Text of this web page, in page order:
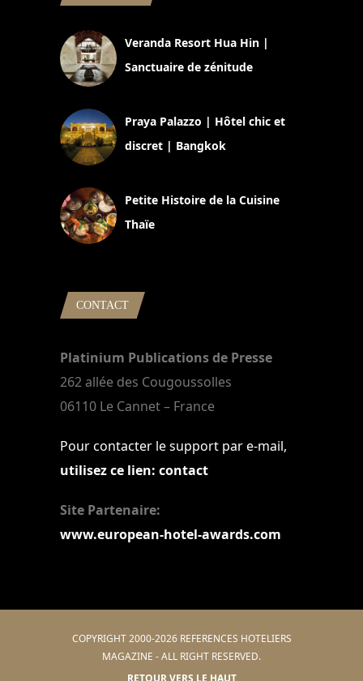
Veranda Resort Hua Hin |
Sanctuaire de zénitude
Praya Palazzo | Hôtel chic et
discret | Bangkok
Petite Histoire de la Cuisine
Thaïe
CONTACT
Platinium Publications de Presse
262 allée des Cougoussolles
06110 Le Cannet – France
Pour contacter le support par e-mail,
utilisez ce lien: contact
Site Partenaire:
www.european-hotel-awards.com
COPYRIGHT 2000-2026 REFERENCES HOTELIERS
MAGAZINE - ALL RIGHT RESERVED.
RETOUR VERS LE HAUT